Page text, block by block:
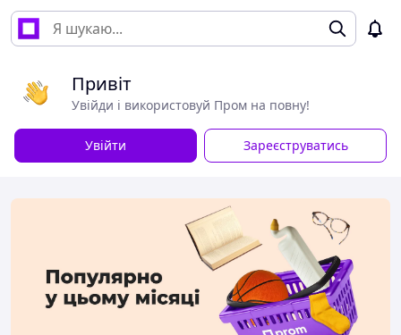
Привіт
Увійди і використовуй Пром на повну!
Увійти Зареєструватись